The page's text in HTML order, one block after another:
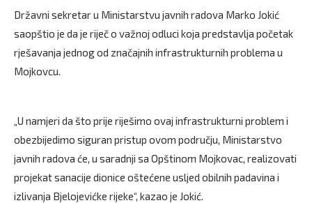
Državni sekretar u Ministarstvu javnih radova Marko Jokić
saopštio je da je riječ o važnoj odluci koja predstavlja početak
rješavanja jednog od značajnih infrastrukturnih problema u
Mojkovcu.
„U namjeri da što prije riješimo ovaj infrastrukturni problem i
obezbijedimo siguran pristup ovom području, Ministarstvo
javnih radova će, u saradnji sa Opštinom Mojkovac, realizovati
projekat sanacije dionice oštećene usljed obilnih padavina i
izlivanja Bjelojevićke rijeke“, kazao je Jokić.